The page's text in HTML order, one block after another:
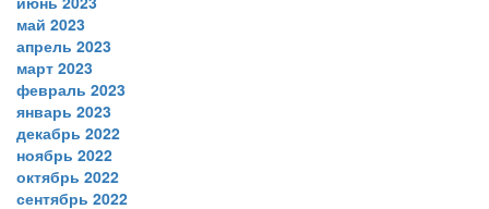
май 2023
апрель 2023
март 2023
февраль 2023
январь 2023
декабрь 2022
ноябрь 2022
октябрь 2022
сентябрь 2022